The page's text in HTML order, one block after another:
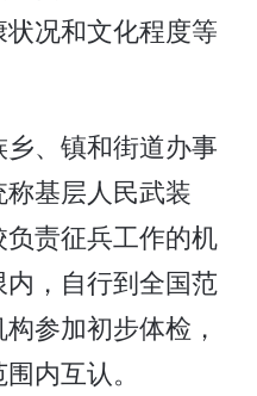
况和文化程度等
、镇和街道办事
基层人民武装
责征兵工作的机
，自行到全国范
参加初步体检，
内互认。